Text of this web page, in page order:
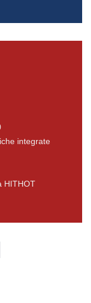
integrate
HITHOT